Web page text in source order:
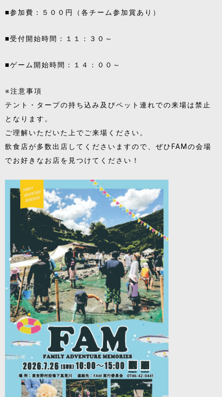
■参加費：５００円（各チーム参加賞あり）
■受付開始時間：１１：３０～
■ゲーム開始時間：１４：００～
※注意事項
テント・タープの持ち込み及びペット連れでの来場は禁止
となります。
ご理解いただいた上でご来場ください。
飲食店が多数出店してくださいますので、ぜひFAMの会場
でお好きなお店を見つけてください！